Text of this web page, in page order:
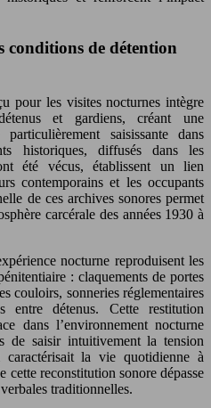
conditions de détention
pour les visites nocturnes intègre
et gardiens, créant une
saisissante dans
historiques, diffusés dans les
été vécus, établissent un lien
contemporains et les occupants
de ces archives sonores permet
carcérale des années 1930 à
nocturne reproduisent les
: claquements de portes
couloirs, sonneries réglementaires
entre détenus. Cette restitution
dans l’environnement nocturne
de saisir intuitivement la tension
caractérisait la vie quotidienne à
cette reconstitution sonore dépasse
traditionnelles.